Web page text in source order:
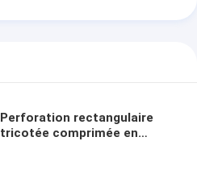
Perforation rectangulaire
tricotée comprimée en